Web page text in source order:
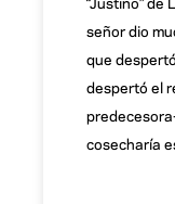
señor dio
que
despertó el
cosecharía